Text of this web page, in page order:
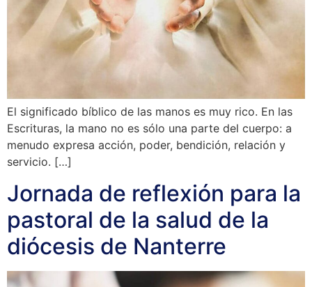
El significado bíblico de las manos es muy rico. En las
Escrituras, la mano no es sólo una parte del cuerpo: a
menudo expresa acción, poder, bendición, relación y
servicio. […]
Jornada de reflexión para la
pastoral de la salud de la
diócesis de Nanterre